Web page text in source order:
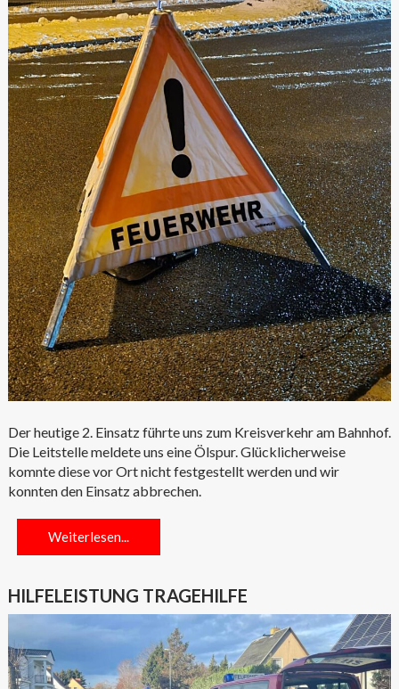
Der heutige 2. Einsatz führte uns zum Kreisverkehr am Bahnhof.
Die Leitstelle meldete uns eine Ölspur. Glücklicherweise
komnte diese vor Ort nicht festgestellt werden und wir
konnten den Einsatz abbrechen.
Weiterlesen...
HILFELEISTUNG TRAGEHILFE